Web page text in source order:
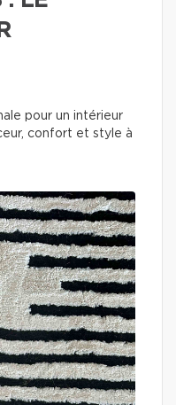
pour un intérieur
confort et style à